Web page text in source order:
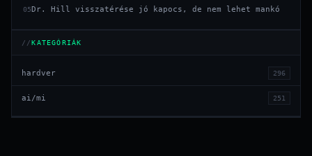
05Dr. Hill visszatérése jó kapocs, de nem lehet mankó
KATEGÓRIÁK
hardver 296
ai/mi 251